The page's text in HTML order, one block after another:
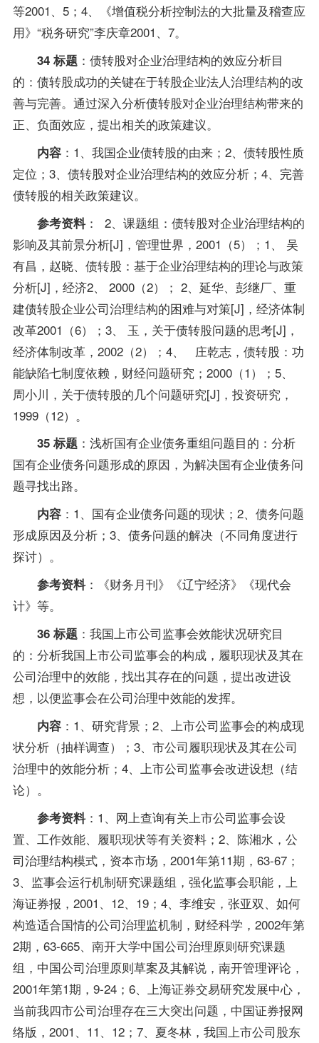
等2001、5；4、《增值税分析控制法的大批量及稽查应
用》“税务研究”李庆章2001、7。
34 标题：债转股对企业治理结构的效应分析目
的：债转股成功的关键在于转股企业法人治理结构的改
善与完善。通过深入分析债转股对企业治理结构带来的
正、负面效应，提出相关的政策建议。
内容：1、我国企业债转股的由来；2、债转股性质
定位；3、债转股对企业治理结构的效应分析；4、完善
债转股的相关政策建议。
参考资料： 2、课题组：债转股对企业治理结构的
影响及其前景分析[J]，管理世界，2001（5）；1、 吴
有昌，赵晓、债转股：基于企业治理结构的理论与政策
分析[J]，经济2、 2000（2）； 2、延华、彭继厂、重
建债转股企业公司治理结构的困难与对策[J]，经济体制
改革2001（6）；3、 玉，关于债转股问题的思考[J]，
经济体制改革，2002（2）；4、 庄乾志，债转股：功
能缺陷七制度依赖，财经问题研究；2000（1）；5、
周小川，关于债转股的几个问题研究[J]，投资研究，
1999（12）。
35 标题：浅析国有企业债务重组问题目的：分析
国有企业债务问题形成的原因，为解决国有企业债务问
题寻找出路。
内容：1、国有企业债务问题的现状；2、债务问题
形成原因及分析；3、债务问题的解决（不同角度进行
探讨）。
参考资料：《财务月刊》《辽宁经济》《现代会
计》等。
36 标题：我国上市公司监事会效能状况研究目
的：分析我国上市公司监事会的构成，履职现状及其在
公司治理中的效能，找出其存在的问题，提出改进设
想，以便监事会在公司治理中效能的发挥。
内容：1、研究背景；2、上市公司监事会的构成现
状分析（抽样调查）；3、市公司履职现状及其在公司
治理中的效能分析；4、上市公司监事会改进设想（结
论）。
参考资料：1、网上查询有关上市公司监事会设
置、工作效能、履职现状等有关资料；2、陈湘水，公
司治理结构模式，资本市场，2001年第11期，63-67；
3、监事会运行机制研究课题组，强化监事会职能，上
海证券报，2001、12、19；4、李维安，张亚双、如何
构造适合国情的公司治理监机制，财经科学，2002年第
2期，63-665、南开大学中国公司治理原则研究课题
组，中国公司治理原则草案及其解说，南开管理评论，
2001年第1期，9-24；6、上海证券交易研究发展中心，
当前我四市公司治理存在三大突出问题，中国证券报网
络版，2001、11、12；7、夏冬林，我国上市公司股东